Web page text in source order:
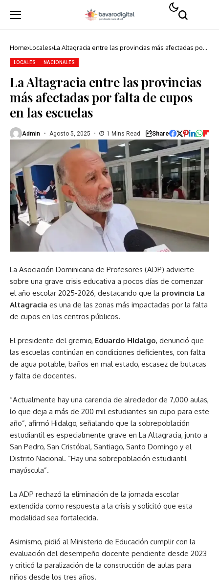
Home Locales La Altagracia entre las provincias más afectadas por
LOCALES NACIONALES
La Altagracia entre las provincias
más afectadas por falta de cupos
en las escuelas
Admin Agosto 5, 2025 1 Mins Read Share
La Asociación Dominicana de Profesores (ADP) advierte
sobre una grave crisis educativa a pocos días de comenzar
el año escolar 2025-2026, destacando que la provincia La
Altagracia es una de las zonas más impactadas por la falta
de cupos en los centros públicos.
El presidente del gremio, Eduardo Hidalgo, denunció que
las escuelas continúan en condiciones deficientes, con falta
de agua potable, baños en mal estado, escasez de butacas
y falta de docentes.
“Actualmente hay una carencia de alrededor de 7,000 aulas,
lo que deja a más de 200 mil estudiantes sin cupo para este
año”, afirmó Hidalgo, señalando que la sobrepoblación
estudiantil es especialmente grave en La Altagracia, junto a
San Pedro, San Cristóbal, Santiago, Santo Domingo y el
Distrito Nacional. “Hay una sobrepoblación estudiantil
mayúscula”.
La ADP rechazó la eliminación de la jornada escolar
extendida como respuesta a la crisis y solicitó que esta
modalidad sea fortalecida.
Asimismo, pidió al Ministerio de Educación cumplir con la
evaluación del desempeño docente pendiente desde 2023
y criticó la paralización de la construcción de aulas para
niños desde los tres años.